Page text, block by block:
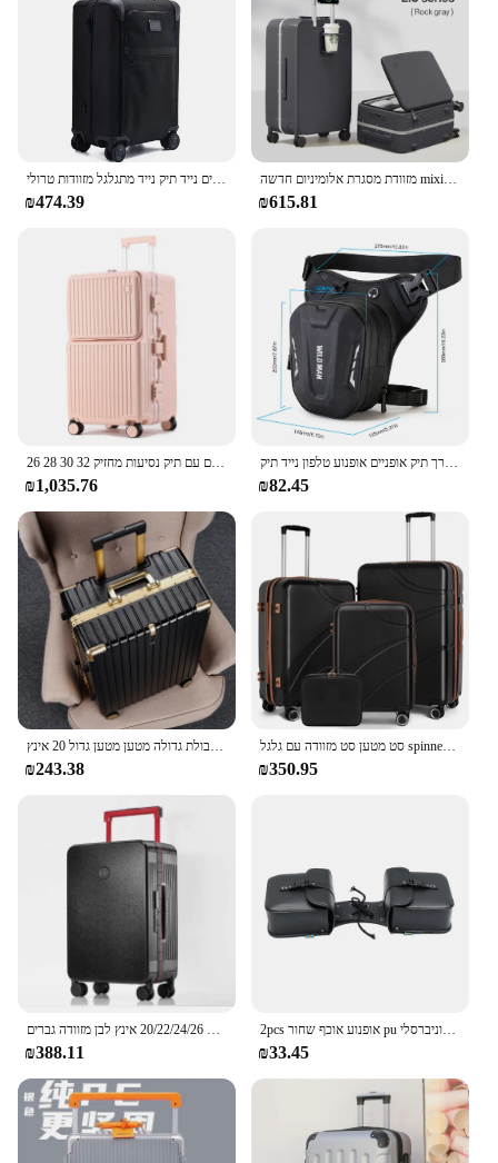
The sleek black and brown color combination offers
a sophisticated look that transcends trends, while
the crossbody design ensures hands-free
convenience. Whether you're traveling or
commuting, this set is designed to meet the demands
of an active lifestyle. The lightweight construction
doesn't compromise on durability, making it a
reliable travel companion for all your journeys.
**Versatile and User-Friendly**
The LUGGAGE SET BLACKBROWN is more than
just a travel set; it's a versatile solution for various
scenarios. The set includes multiple compartments,
allowing you to organize your belongings
efficiently. The crossbody bag is perfect for hands-
free travel, while the additional pieces offer
flexibility in packing and carrying. Whether you're
a business traveler or a weekend adventurer, this set
adapts to your needs, making it an indispensable
part of your travel gear.
**For Every Traveler**
Understanding the diverse needs of travelers, this
LUGGAGE SET BLACKBROWN is available for
wholesale and vendor purchases, making it
accessible to a wide range of customers. The set's
compact size and lightweight design make it ideal
for air travel, while the ample storage space caters
to the packing needs of any trip. Whether you're
looking for a set for personal use or as a gift for
someone who loves to travel, this LUGGAGE SET
BLACKBROWN is the perfect choice.
תיק נסיעות 20/24 אינץ 'ניילון עמיד למים ועמיד ללבוש עסקים נייד תיק נייד מתגלגל מזוודות טרולי
₪474.39
מזוודת מסגרת אלומיניום חדשה mixi לשאת על מטען מתגלגל עם תא הנוסעים בקתת USB ו מחזיק טלפון 20 24 אינץ'
₪615.81
26 28 30 32 אינץ 'קיבולת גדולה נסיעות מזוודות מזוודת אלומיניום מסגרת מזוודת אלומיניום עם תיק נסיעות מחזיק
₪1,035.76
אופנוע ירידה בגזרה תיק רגל נייד עמיד למים תיק יד חגורת תיק ירך תיק אופניים אופנוע טלפון נייד תיק
₪82.45
מטען אופנה חדש 28 אינץ 'קיבולת גדולה מטען מטען גדול 20 אינץ
₪243.38
סט מטען סט מזוודה עם גלגל spinner, סט מטען פגז עם מנעול tsa, סט מטען נסיעה להרחבה, לבן
₪350.95
מזוודה מסגרת אלומיניום יפנית המזוודה של נשים 20/22/24/26 אינץ לבן מזוודה גברים tsa במקרה סיסמא tsa tsa
₪388.11
2pcs אופנוע אוכף שחור pu עור צד כלי מטען אחסון תיק אוניברסלי
₪33.45